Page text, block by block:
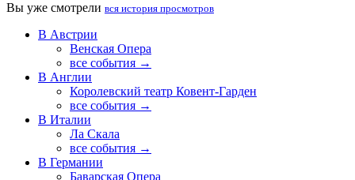
Вы уже смотрели вся история просмотров
В Австрии
Венская Опера
все события →
В Англии
Королевский театр Ковент-Гарден
все события →
В Италии
Ла Скала
все события →
В Германии
Баварская Опера